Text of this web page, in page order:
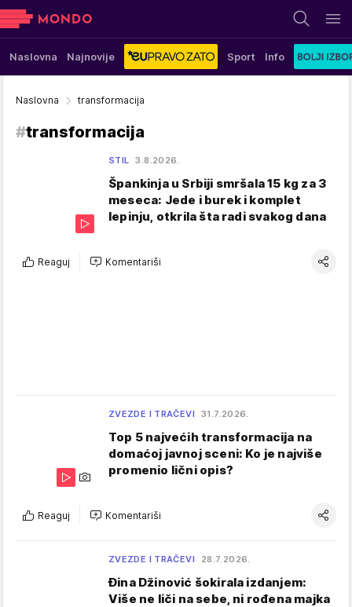
Naslovna Najnovije Sport Info
Naslovna transformacija
#transformacija
STIL 3.8.2026.
Špankinja u Srbiji smršala 15 kg za 3
meseca: Jede i burek i komplet
lepinju, otkrila šta radi svakog dana
Reaguj Komentariši
ZVEZDE I TRAČEVI 31.7.2026.
Top 5 najvećih transformacija na
domaćoj javnoj sceni: Ko je najviše
promenio lični opis?
Reaguj Komentariši
ZVEZDE I TRAČEVI 28.7.2026.
Đina Džinović šokirala izdanjem:
Više ne liči na sebe, ni rođena majka